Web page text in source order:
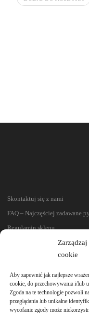
cookie
Aby zapewnić jak najlepsze
cookie, do przechowywania i/lub
Zgoda na te technologie pozwoli
przeglądania lub unikalne
wycofanie zgody może
Skontaktuj się z nami
FAQ – Najczęściej zadawane
Regulamin sklepu
Reklamacje i zwroty
Polityka prywatności